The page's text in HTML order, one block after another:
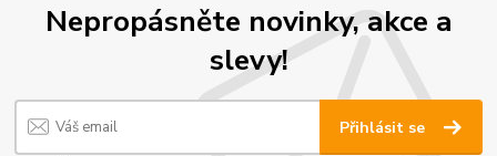
Nepropásněte novinky, akce a
slevy!
Přihlásit se